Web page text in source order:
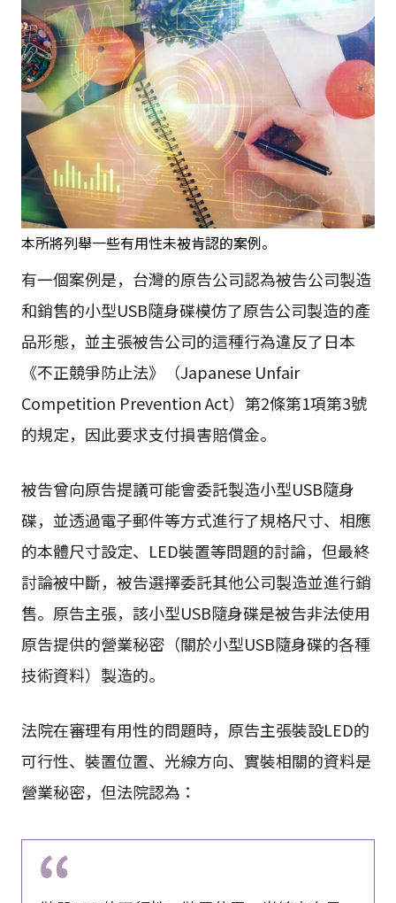
本所將列舉一些有用性未被肯認的案例。
有一個案例是，台灣的原告公司認為被告公司製造
和銷售的小型USB隨身碟模仿了原告公司製造的產
品形態，並主張被告公司的這種行為違反了日本
《不正競爭防止法》（Japanese Unfair
Competition Prevention Act）第2條第1項第3號
的規定，因此要求支付損害賠償金。
被告曾向原告提議可能會委託製造小型USB隨身
碟，並透過電子郵件等方式進行了規格尺寸、相應
的本體尺寸設定、LED裝置等問題的討論，但最終
討論被中斷，被告選擇委託其他公司製造並進行銷
售。原告主張，該小型USB隨身碟是被告非法使用
原告提供的營業秘密（關於小型USB隨身碟的各種
技術資料）製造的。
法院在審理有用性的問題時，原告主張裝設LED的
可行性、裝置位置、光線方向、實裝相關的資料是
營業秘密，但法院認為：